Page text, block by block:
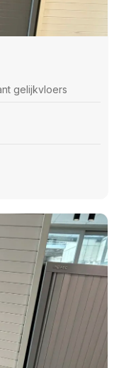
gelijkvloers